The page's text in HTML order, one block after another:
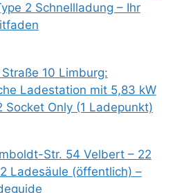
2 Schnellladung – Ihr
10 Limburg:
Ladestation mit 5,83 kW
Socket Only (1 Ladepunkt)
Str. 54 Velbert – 22
Ladesäule (öffentlich) –